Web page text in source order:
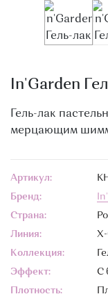
In'Garden
Гель-лак
мерцающим
Артикул:
Бренд:
Страна:
Линия:
X-
Коллекция:
Эффект:
С
Плотность: